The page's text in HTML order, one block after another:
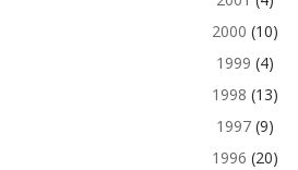
2000 (10)
1999 (4)
1998 (13)
1997(9)
1996 (20)